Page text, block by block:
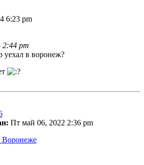
6:23 pm
pm
уехал в воронеж?
Пт май 06, 2022 2:36 pm
Воронеже